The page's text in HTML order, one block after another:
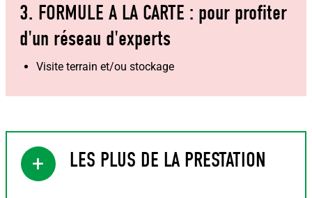
3. FORMULE A LA CARTE : pour profiter
d'un réseau d'experts
Visite terrain et/ou stockage
+ LES PLUS DE LA PRESTATION